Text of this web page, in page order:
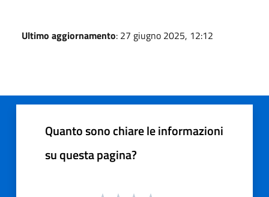
Ultimo aggiornamento: 27 giugno 2025, 12:12
Quanto sono chiare le informazioni
su questa pagina?